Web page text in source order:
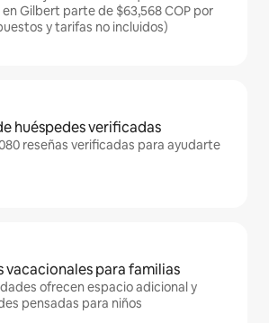
Gilbert parte de $63,568 COP por
y tarifas no incluidos)
huéspedes verificadas
reseñas verificadas para ayudarte
vacacionales para familias
ofrecen espacio adicional y
pensadas para niños